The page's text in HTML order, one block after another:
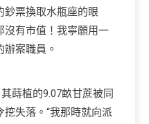
鈔票換取水瓶座的眼
沒有市值！我寧願用一
案職員。
植的9.07畝甘蔗被同
失落。“我那時就向派